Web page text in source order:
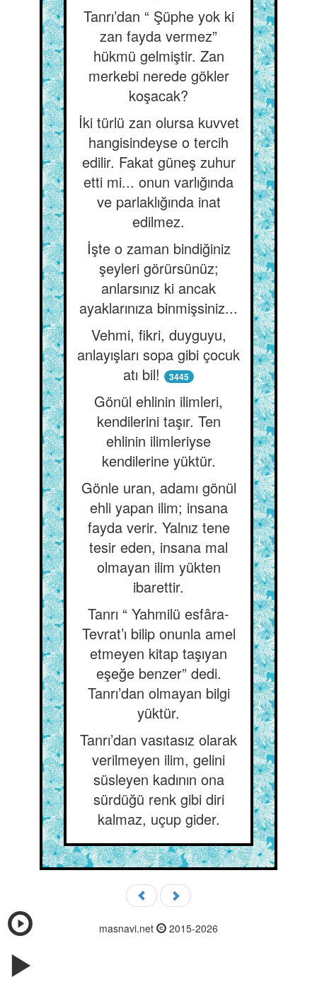
Tanrı’dan “ Şüphe yok ki
zan fayda vermez”
hükmü gelmiştir. Zan
merkebi nerede gökler
koşacak?
İki türlü zan olursa kuvvet
hangisindeyse o tercih
edilir. Fakat güneş zuhur
etti mi... onun varlığında
ve parlaklığında inat
edilmez.
İşte o zaman bindiğiniz
şeyleri görürsünüz;
anlarsınız ki ancak
ayaklarınıza binmişsiniz...
Vehmi, fikri, duyguyu,
anlayışları sopa gibi çocuk
atı bil!
3445
Gönül ehlinin ilimleri,
kendilerini taşır. Ten
ehlinin ilimleriyse
kendilerine yüktür.
Gönle uran, adamı gönül
ehli yapan ilim; insana
fayda verir. Yalnız tene
tesir eden, insana mal
olmayan ilim yükten
ibarettir.
Tanrı “ Yahmilü esfâra-
Tevrat’ı bilip onunla amel
etmeyen kitap taşıyan
eşeğe benzer” dedi.
Tanrı’dan olmayan bilgi
yüktür.
Tanrı’dan vasıtasız olarak
verilmeyen ilim, gelini
süsleyen kadının ona
sürdüğü renk gibi diri
kalmaz, uçup gider.
masnavi.net 2015-2026